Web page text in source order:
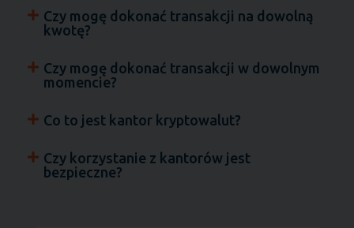
Czy mogę dokonać transakcji na dowolną
kwotę?
Czy mogę dokonać transakcji w dowolnym
momencie?
Co to jest kantor kryptowalut?
Czy korzystanie z kantorów jest
bezpieczne?